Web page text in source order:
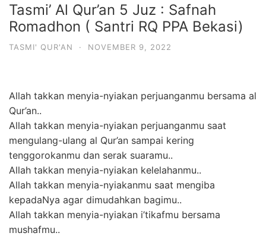
Tasmi’ Al Qur’an 5 Juz : Safnah
Romadhon ( Santri RQ PPA Bekasi)
TASMI' QUR'AN · NOVEMBER 9, 2022
Allah takkan menyia-nyiakan perjuanganmu bersama al
Qur’an..
Allah takkan menyia-nyiakan perjuanganmu saat
mengulang-ulang al Qur’an sampai kering
tenggorokanmu dan serak suaramu..
Allah takkan menyia-nyiakan kelelahanmu..
Allah takkan menyia-nyiakanmu saat mengiba
kepadaNya agar dimudahkan bagimu..
Allah takkan menyia-nyiakan i’tikafmu bersama
mushafmu..